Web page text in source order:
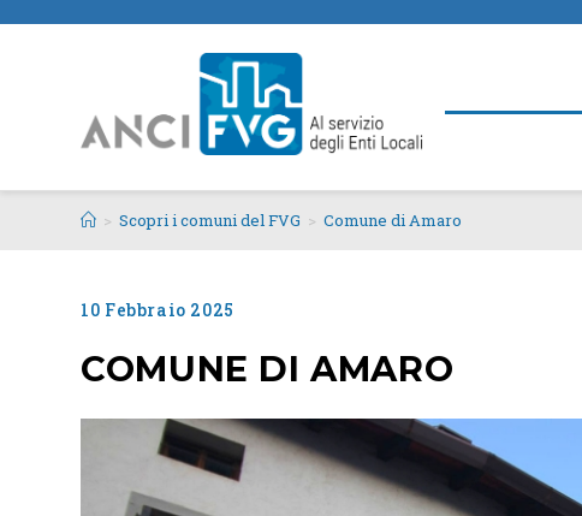
> Scopri i comuni del FVG > Comune di Amaro
10 Febbraio 2025
COMUNE DI AMARO